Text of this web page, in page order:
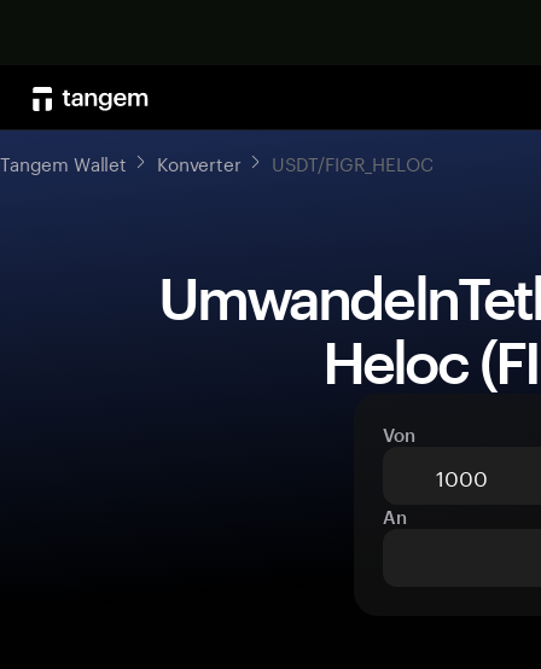
Tangem Wallet Konverter USDT/FIGR_HELOC
Heloc
Von
An